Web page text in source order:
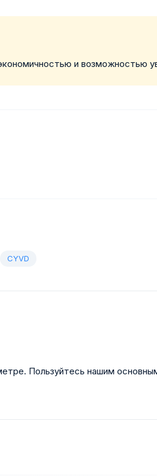
и возможностью
CYVD
Пользуйтесь нашим